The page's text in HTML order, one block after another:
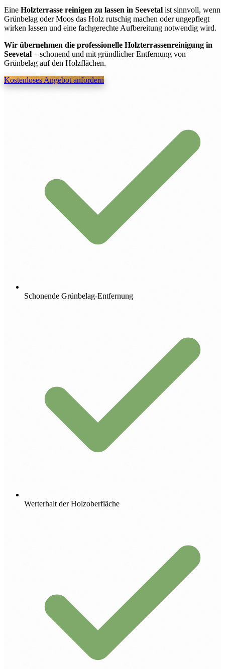
Eine Holzterrasse reinigen zu lassen in Seevetal ist sinnvoll, wenn
Grünbelag oder Moos das Holz rutschig machen oder ungepflegt
wirken lassen und eine fachgerechte Aufbereitung notwendig wird.
Wir übernehmen die professionelle Holzterrassenreinigung in
Seevetal – schonend und mit gründlicher Entfernung von
Grünbelag auf den Holzflächen.
Kostenloses Angebot anfordern
Schonende Grünbelag-Entfernung
Werterhalt der Holzoberfläche